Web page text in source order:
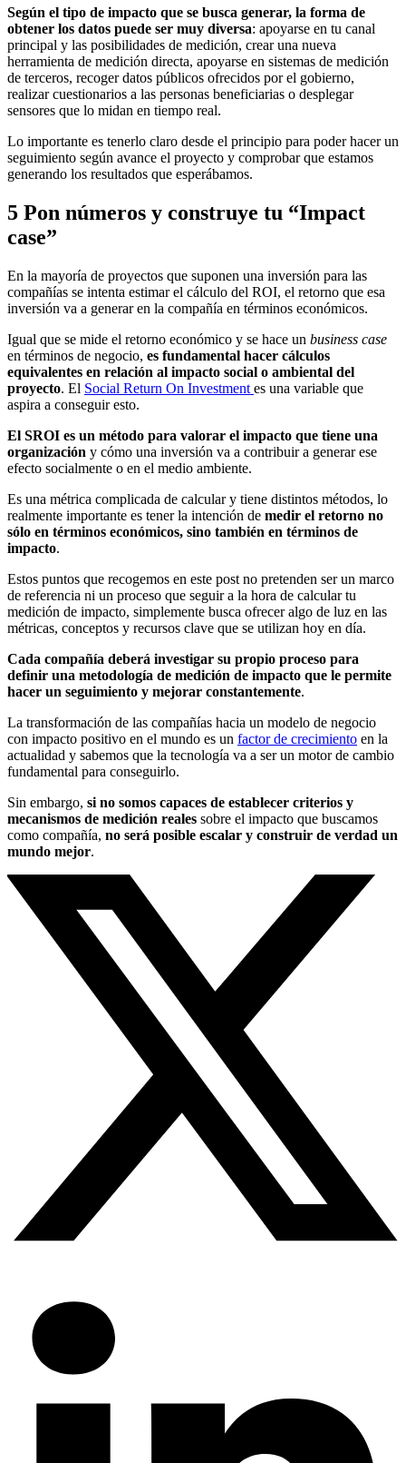
Según el tipo de impacto que se busca generar, la forma de
obtener los datos puede ser muy diversa: apoyarse en tu canal
principal y las posibilidades de medición, crear una nueva
herramienta de medición directa, apoyarse en sistemas de medición
de terceros, recoger datos públicos ofrecidos por el gobierno,
realizar cuestionarios a las personas beneficiarias o desplegar
sensores que lo midan en tiempo real.
Lo importante es tenerlo claro desde el principio para poder hacer un
seguimiento según avance el proyecto y comprobar que estamos
generando los resultados que esperábamos.
5 Pon números y construye tu “Impact
case”
En la mayoría de proyectos que suponen una inversión para las
compañías se intenta estimar el cálculo del ROI, el retorno que esa
inversión va a generar en la compañía en términos económicos.
Igual que se mide el retorno económico y se hace un business case
en términos de negocio, es fundamental hacer cálculos
equivalentes en relación al impacto social o ambiental del
proyecto. El Social Return On Investment es una variable que
aspira a conseguir esto.
El SROI es un método para valorar el impacto que tiene una
organización y cómo una inversión va a contribuir a generar ese
efecto socialmente o en el medio ambiente.
Es una métrica complicada de calcular y tiene distintos métodos, lo
realmente importante es tener la intención de medir el retorno no
sólo en términos económicos, sino también en términos de
impacto.
Estos puntos que recogemos en este post no pretenden ser un marco
de referencia ni un proceso que seguir a la hora de calcular tu
medición de impacto, simplemente busca ofrecer algo de luz en las
métricas, conceptos y recursos clave que se utilizan hoy en día.
Cada compañía deberá investigar su propio proceso para
definir una metodología de medición de impacto que le permite
hacer un seguimiento y mejorar constantemente.
La transformación de las compañías hacia un modelo de negocio
con impacto positivo en el mundo es un factor de crecimiento en la
actualidad y sabemos que la tecnología va a ser un motor de cambio
fundamental para conseguirlo.
Sin embargo, si no somos capaces de establecer criterios y
mecanismos de medición reales sobre el impacto que buscamos
como compañía, no será posible escalar y construir de verdad un
mundo mejor.